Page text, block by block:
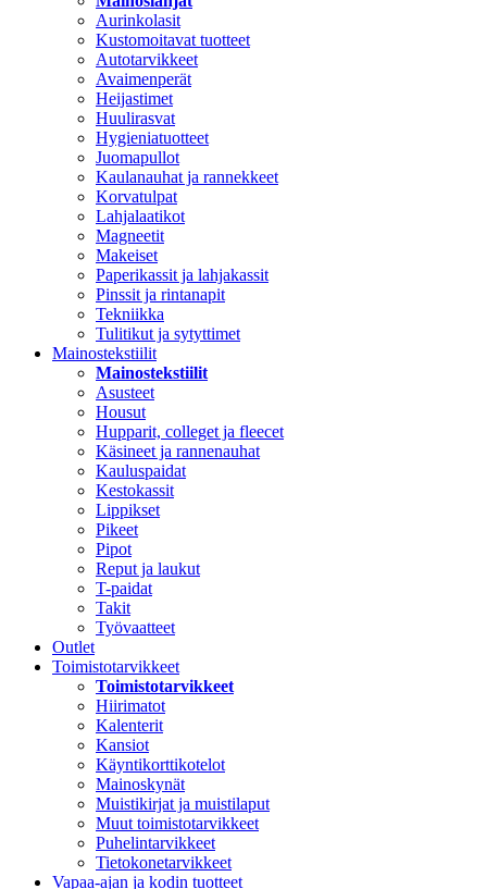
Aurinkolasit
Kustomoitavat tuotteet
Autotarvikkeet
Avaimenperät
Heijastimet
Huulirasvat
Hygieniatuotteet
Juomapullot
Kaulanauhat ja rannekkeet
Korvatulpat
Lahjalaatikot
Magneetit
Makeiset
Paperikassit ja lahjakassit
Pinssit ja rintanapit
Tekniikka
Tulitikut ja sytyttimet
Mainostekstiilit
Mainostekstiilit
Asusteet
Housut
Hupparit, colleget ja fleecet
Käsineet ja rannenauhat
Kauluspaidat
Kestokassit
Lippikset
Pikeet
Pipot
Reput ja laukut
T-paidat
Takit
Työvaatteet
Outlet
Toimistotarvikkeet
Toimistotarvikkeet
Hiirimatot
Kalenterit
Kansiot
Käyntikorttikotelot
Mainoskynät
Muistikirjat ja muistilaput
Muut toimistotarvikkeet
Puhelintarvikkeet
Tietokonetarvikkeet
Vapaa-ajan ja kodin tuotteet